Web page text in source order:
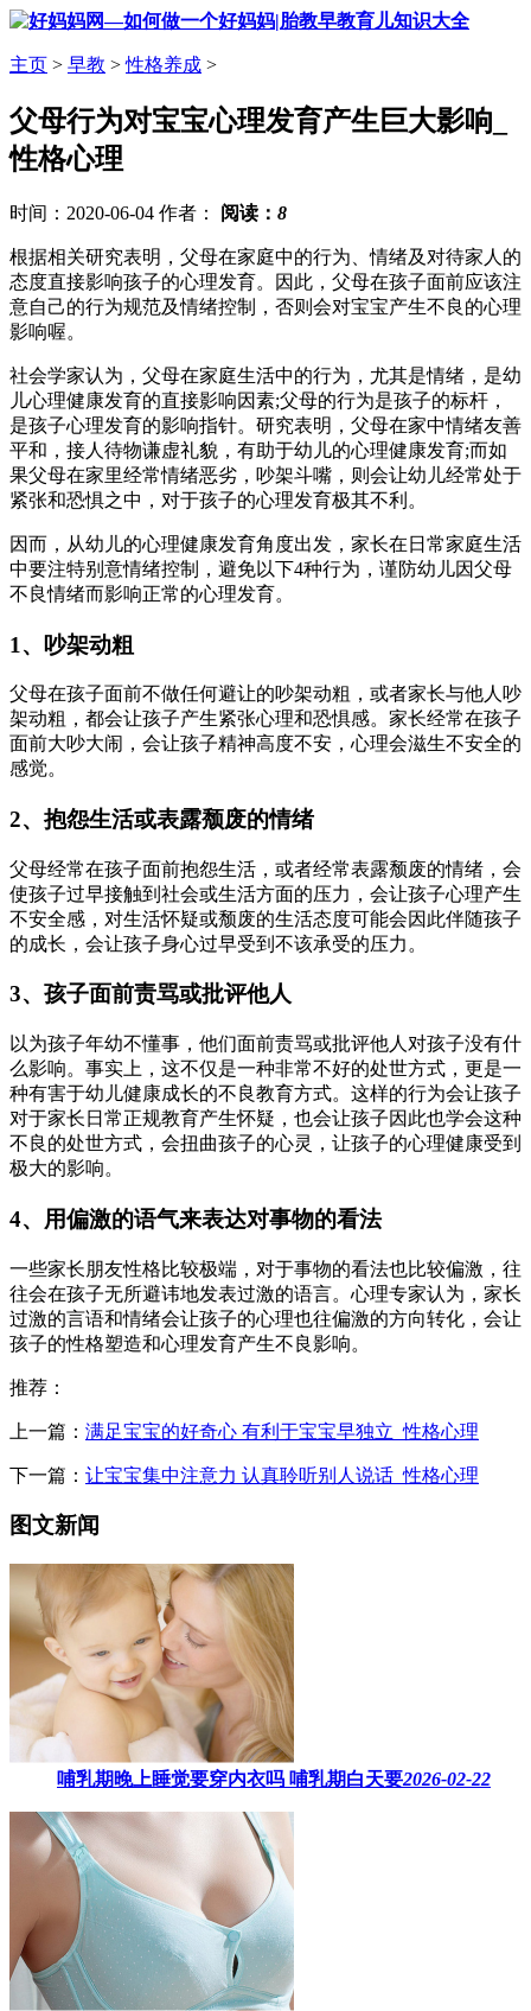
主页 > 早教 >性格养成 >
父母行为对宝宝心理发育产生巨大影响_
性格心理
时间：2020-06-04 作者： 阅读： 8
根据相关研究表明，父母在家庭中的行为、情绪及对待家人的
态度直接影响孩子的心理发育。因此，父母在孩子面前应该注
意自己的行为规范及情绪控制，否则会对宝宝产生不良的心理
影响喔。
社会学家认为，父母在家庭生活中的行为，尤其是情绪，是幼
儿心理健康发育的直接影响因素;父母的行为是孩子的标杆，
是孩子心理发育的影响指针。研究表明，父母在家中情绪友善
平和，接人待物谦虚礼貌，有助于幼儿的心理健康发育;而如
果父母在家里经常情绪恶劣，吵架斗嘴，则会让幼儿经常处于
紧张和恐惧之中，对于孩子的心理发育极其不利。
因而，从幼儿的心理健康发育角度出发，家长在日常家庭生活
中要注特别意情绪控制，避免以下4种行为，谨防幼儿因父母
不良情绪而影响正常的心理发育。
1、吵架动粗
父母在孩子面前不做任何避让的吵架动粗，或者家长与他人吵
架动粗，都会让孩子产生紧张心理和恐惧感。家长经常在孩子
面前大吵大闹，会让孩子精神高度不安，心理会滋生不安全的
感觉。
2、抱怨生活或表露颓废的情绪
父母经常在孩子面前抱怨生活，或者经常表露颓废的情绪，会
使孩子过早接触到社会或生活方面的压力，会让孩子心理产生
不安全感，对生活怀疑或颓废的生活态度可能会因此伴随孩子
的成长，会让孩子身心过早受到不该承受的压力。
3、孩子面前责骂或批评他人
以为孩子年幼不懂事，他们面前责骂或批评他人对孩子没有什
么影响。事实上，这不仅是一种非常不好的处世方式，更是一
种有害于幼儿健康成长的不良教育方式。这样的行为会让孩子
对于家长日常正规教育产生怀疑，也会让孩子因此也学会这种
不良的处世方式，会扭曲孩子的心灵，让孩子的心理健康受到
极大的影响。
4、用偏激的语气来表达对事物的看法
一些家长朋友性格比较极端，对于事物的看法也比较偏激，往
往会在孩子无所避讳地发表过激的语言。心理专家认为，家长
过激的言语和情绪会让孩子的心理也往偏激的方向转化，会让
孩子的性格塑造和心理发育产生不良影响。
推荐：
上一篇： 满足宝宝的好奇心 有利于宝宝早独立_性格心理
下一篇： 让宝宝集中注意力 认真聆听别人说话_性格心理
图文新闻
哺乳期晚上睡觉要穿内衣吗​ 哺乳期白天要2026-02-22